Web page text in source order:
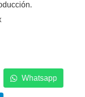
Whatsapp